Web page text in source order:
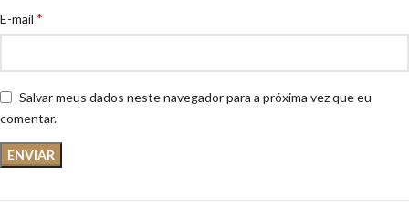
E-mail *
Salvar meus dados neste navegador para a próxima vez que eu
comentar.